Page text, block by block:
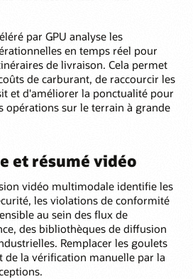
par GPU analyse les
en temps réel pour
de livraison. Cela permet
de carburant, de raccourcir les
et d'améliorer la ponctualité pour
opérations sur le terrain à grande
et résumé vidéo
vidéo multimodale identifie les
les violations de conformité
au sein des flux de
des bibliothèques de diffusion
Remplacer les goulets
de la vérification manuelle par la